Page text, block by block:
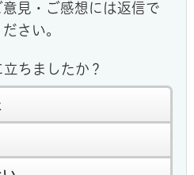
見・ご感想には返信で
さい。
ちましたか？